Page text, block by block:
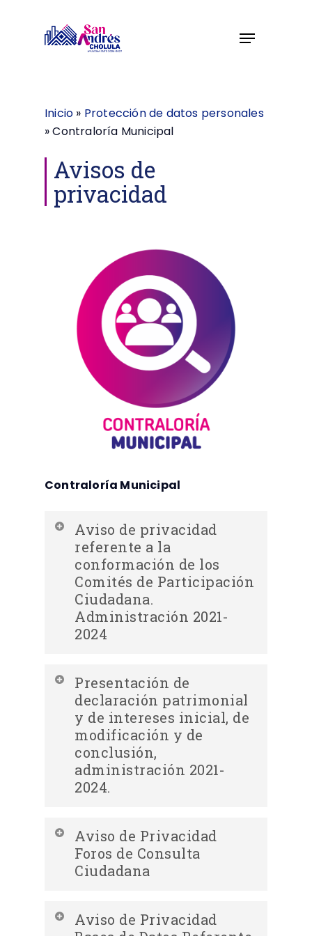
Menu
Inicio » Protección de datos personales
»Contraloría Municipal
Avisos de
privacidad
Contraloría Municipal
Aviso de privacidad
referente a la
conformación de los
Comités de Participación
Ciudadana.
Administración 2021-
2024
Descargar Aviso de privacidad
Integral referente a la conformación
de los Comités de Participación
Ciudadana. Administración 2021-
2024
Descargar Aviso de privacidad
Simplificado referente a la
Administración 2021-2024
Presentación de
declaración patrimonial
y de intereses inicial, de
modificación y de
conclusión,
administración 2021-
2024.
Descargar Aviso de Privacidad
Integral Presentación de declaración
patrimonial y de intereses inicial, de
Aviso de Privacidad
Foros de Consulta
Ciudadana
Descargar Aviso de Privacidad
Aviso de Privacidad